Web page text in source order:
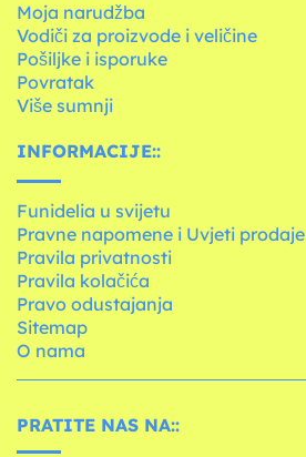
Moja narudžba
Vodiči za proizvode i veličine
Pošiljke i isporuke
Povratak
Više sumnji
INFORMACIJE::
Funidelia u svijetu
Pravne napomene i Uvjeti prodaje
Pravila privatnosti
Pravila kolačića
Pravo odustajanja
Sitemap
O nama
PRATITE NAS NA::